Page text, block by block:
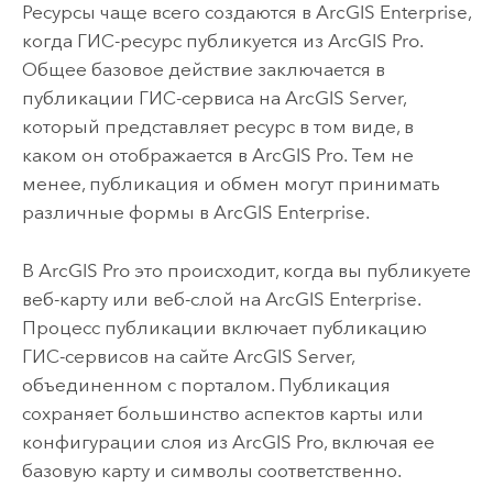
Ресурсы чаще всего создаются в ArcGIS Enterprise,
когда ГИС-ресурс публикуется из ArcGIS Pro.
Общее базовое действие заключается в
публикации ГИС-сервиса на ArcGIS Server,
который представляет ресурс в том виде, в
каком он отображается в ArcGIS Pro. Тем не
менее, публикация и обмен могут принимать
различные формы в ArcGIS Enterprise.
В ArcGIS Proэто происходит, когда вы публикуете
веб-карту или веб-слой на ArcGIS Enterprise.
Процесс публикации включает публикацию
ГИС-сервисов на сайте ArcGIS Server,
объединенном с порталом. Публикация
сохраняет большинство аспектов карты или
конфигурации слоя из ArcGIS Pro, включая ее
базовую карту и символы соответственно.